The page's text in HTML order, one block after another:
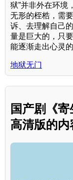
狱”并非外在环境
无形的桎梏，需
诉、去理解自己
量是巨大的，只
能逐渐走出心灵的
地狱无门
国产剧《
高清版的内